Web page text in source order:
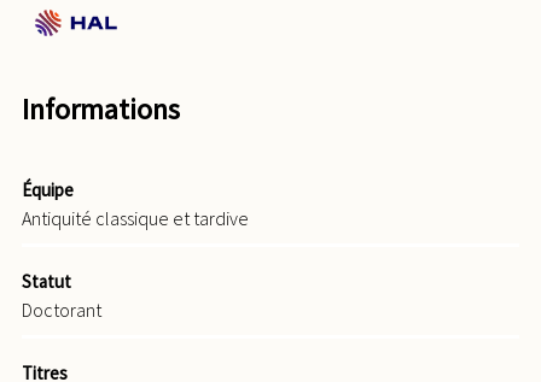
Informations
Équipe
Antiquité classique et tardive
Statut
Doctorant
Titres